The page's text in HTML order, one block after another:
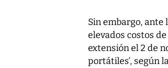
Sin embargo,
elevados costos
extensión el 2 de
portátiles’, según